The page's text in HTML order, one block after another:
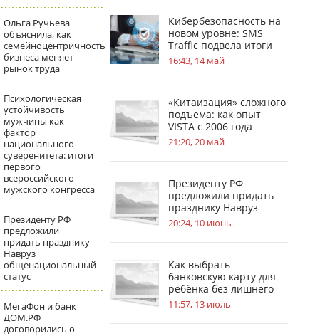
Ольга Ручьева
объяснила, как
семейноцентричность
бизнеса меняет
рынок труда
Психологическая
устойчивость
мужчины как
фактор
национального
суверенитета: итоги
первого
всероссийского
мужского конгресса
Президенту РФ
предложили
придать празднику
Навруз
общенациональный
статус
МегаФон и банк
ДОМ.РФ
договорились о
Кибербезопасность на
новом уровне: SMS
Traffic подвела итоги
обновлений
16:43, 14 май
«Китаизация» сложного
подъема: как опыт
VISTA с 2006 года
меняет стандарты
безопасности на
21:20, 20 май
Президенту РФ
предложили придать
празднику Навруз
общенациональный
статус
20:24, 10 июнь
Как выбрать
банковскую карту для
ребёнка без лишнего
риска
11:57, 13 июль